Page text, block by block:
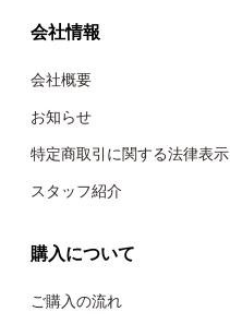
会社情報
会社概要
お知らせ
特定商取引に関する法律表示
スタッフ紹介
購入について
ご購入の流れ